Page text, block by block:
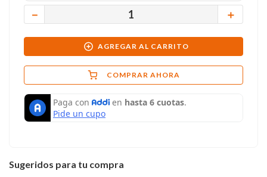
＋
－
AGREGAR AL CARRITO
COMPRAR AHORA
Sugeridos para tu compra